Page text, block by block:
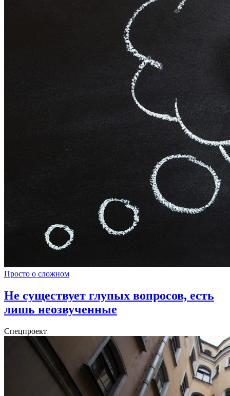
Просто о сложном
Не существует глупых вопросов, есть
лишь неозвученные
Спецпроект